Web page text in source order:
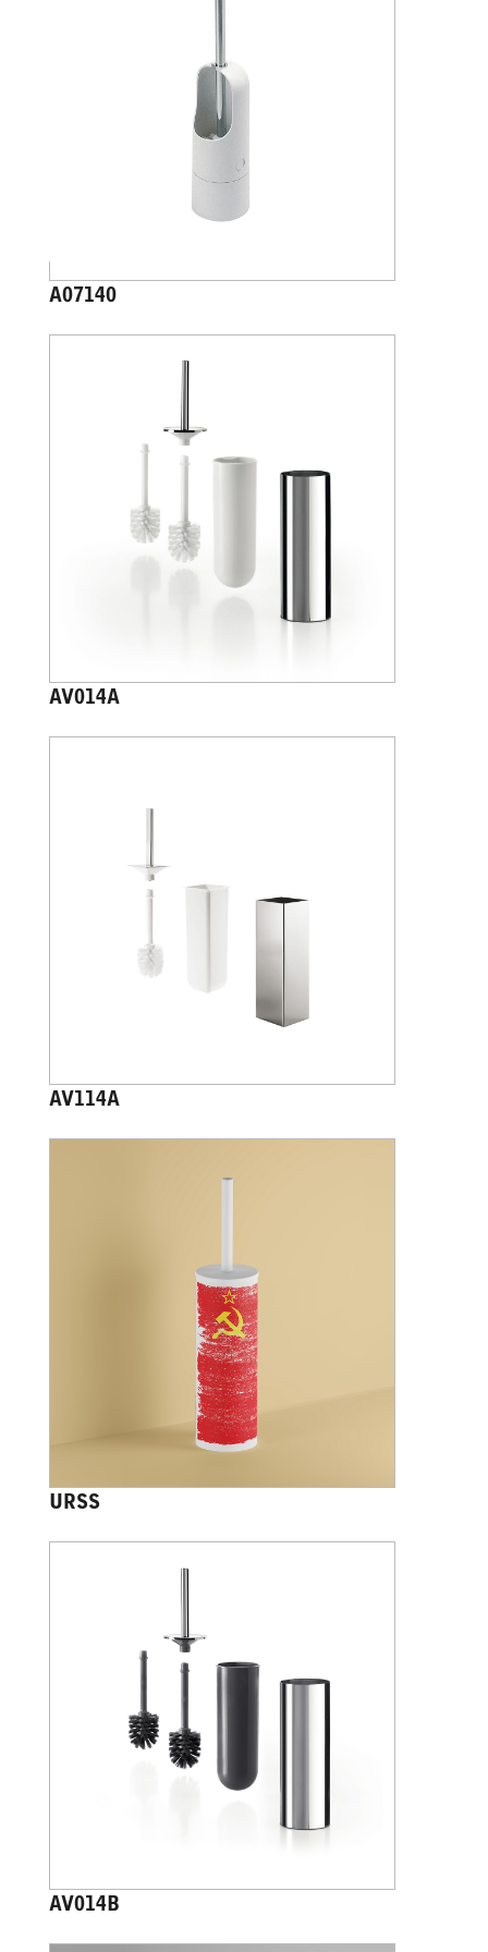
A07140
AV014A
AV114A
URSS
AV014B